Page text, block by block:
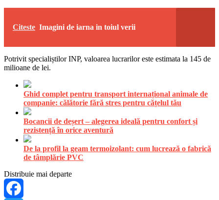
Citeste Imagini de iarna in toiul verii
Potrivit specialiștilor INP, valoarea lucrarilor este estimata la 145 de
milioane de lei.
Ghid complet pentru transport internațional animale de
companie: călătorie fără stres pentru cățelul tău
Bocancii de deșert – alegerea ideală pentru confort și
rezistență în orice aventură
De la profil la geam termoizolant: cum lucrează o fabrică
de tâmplărie PVC
Distribuie mai departe